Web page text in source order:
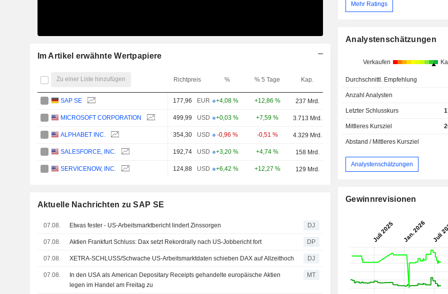
Im Artikel erwähnte Wertpapiere
Zu einer Liste hinzufügen Richtpreis % % 5 Tage Kap.
SAP SE 177,96 EUR +4,08 % +12,86 % 237 Mrd.
MICROSOFT CORPORATION 499,99 USD +0,03 % +7,59 % 3.713 Mrd.
ALPHABET INC. 354,30 USD -0,96 % -0,51 % 4.329 Mrd.
SALESFORCE, INC. 192,74 USD +3,20 % +4,74 % 158 Mrd.
SERVICENOW, INC. 124,88 USD +6,42 % +12,27 % 129 Mrd.
Aktuelle Nachrichten zu SAP SE
07.08. Etwas fester - US-Arbeitsmarktbericht lindert Zinssorgen DJ
07.08. Aktien Frankfurt Schluss: Dax setzt Rekordrally nach US-Jobbericht fort DP
07.08. XETRA-SCHLUSS/Schwache US-Arbeitsmarktdaten schieben DAX auf Allzeithoch DJ
07.08.
In den USA als American Depositary Receipts gehandelte europäische Aktien
legen im Handel am Freitag zu
MT
Mehr Ratings
Analystenschätzungen
Verkaufen
Durchschnittl. Empfehlung
Anzahl Analysten
Letzter Schlusskurs
Mittleres Kursziel
Abstand / Mittleres Kursziel
Analystenschätzungen
Gewinnrevisionen